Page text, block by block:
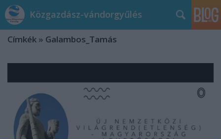
Közgazdász-vándorgyűlés
Címkék » Galambos_Tamás